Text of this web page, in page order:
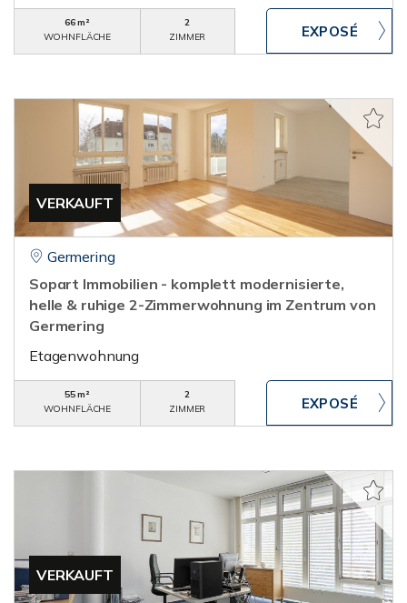
66 m²
WOHNFLÄCHE
2
ZIMMER
VERKAUFT
Germering
Sopart Immobilien - komplett modernisierte,
helle & ruhige 2-Zimmerwohnung im Zentrum von
Germering
Etagenwohnung
55 m²
WOHNFLÄCHE
2
ZIMMER
VERKAUFT